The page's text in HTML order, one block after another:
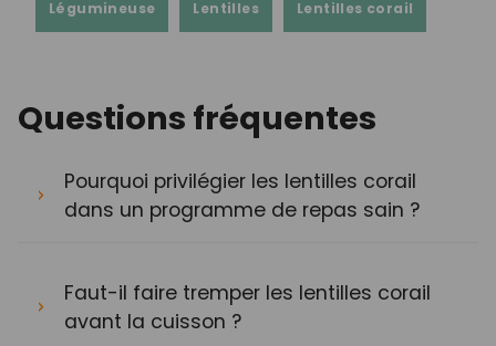
Légumineuse Lentilles Lentilles corail
Questions fréquentes
Pourquoi privilégier les lentilles corail
dans un programme de repas sain ?
Faut-il faire tremper les lentilles corail
avant la cuisson ?